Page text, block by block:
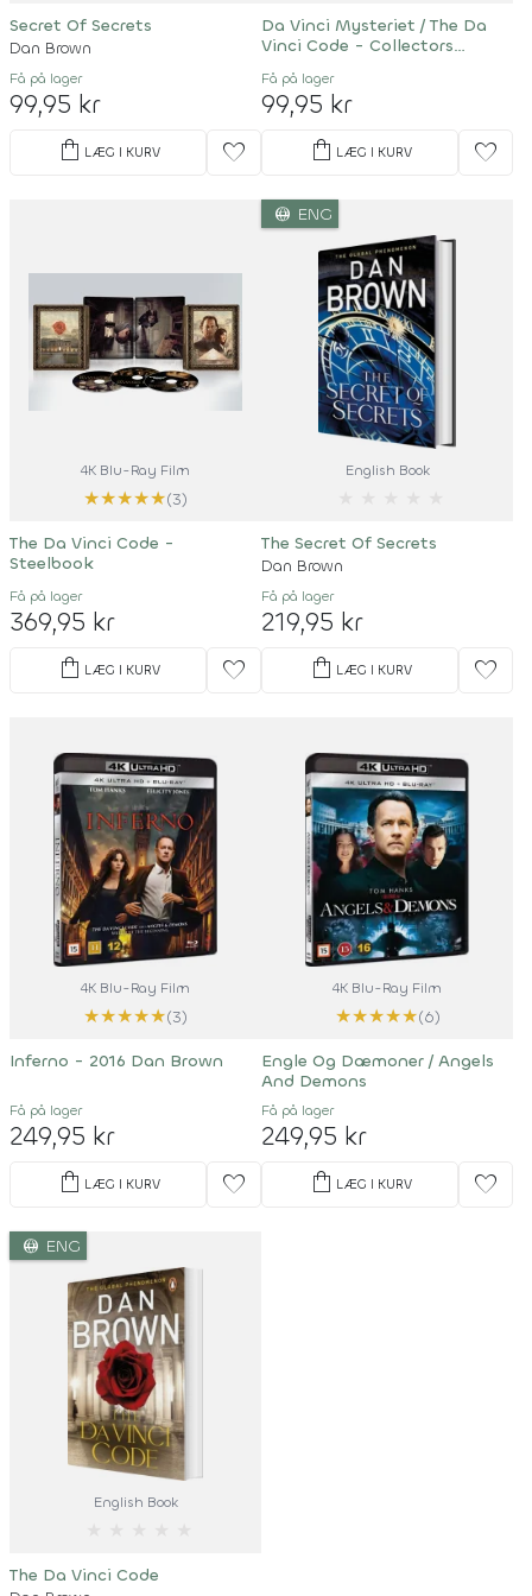
Secret Of Secrets
Dan Brown
Få på lager
99,95 kr
shopping_bag LÆG I KURV favorite
Da Vinci Mysteriet / The Da
Vinci Code - Collectors
Få på lager
99,95 kr
shopping_bag LÆG I KURV favorite
4K Blu-Ray Film
★★★★★(3)
The Da Vinci Code -
Steelbook
Få på lager
369,95 kr
shopping_bag LÆG I KURV favorite
language ENG
English Book
The Secret Of Secrets
Dan Brown
Få på lager
219,95 kr
shopping_bag LÆG I KURV favorite
4K Blu-Ray Film
★★★★★(3)
Inferno - 2016 Dan Brown
Få på lager
249,95 kr
shopping_bag LÆG I KURV favorite
4K Blu-Ray Film
★★★★★(6)
Engle Og Dæmoner / Angels
And Demons
Få på lager
249,95 kr
shopping_bag LÆG I KURV favorite
language ENG
English Book
The Da Vinci Code